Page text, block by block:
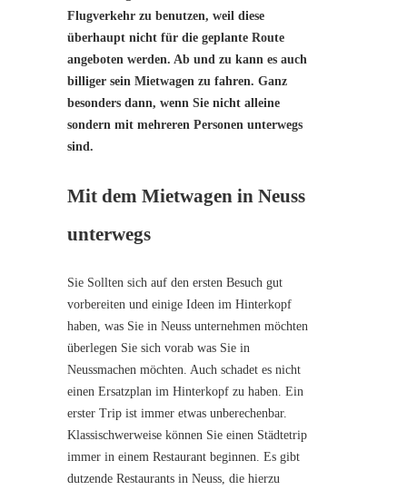
Flugverkehr zu benutzen, weil diese
überhaupt nicht für die geplante Route
angeboten werden. Ab und zu kann es auch
billiger sein Mietwagen zu fahren. Ganz
besonders dann, wenn Sie nicht alleine
sondern mit mehreren Personen unterwegs
sind.
Mit dem Mietwagen in Neuss
unterwegs
Sie Sollten sich auf den ersten Besuch gut
vorbereiten und einige Ideen im Hinterkopf
haben, was Sie in Neuss unternehmen möchten
überlegen Sie sich vorab was Sie in
Neussmachen möchten. Auch schadet es nicht
einen Ersatzplan im Hinterkopf zu haben. Ein
erster Trip ist immer etwas unberechenbar.
Klassischwerweise können Sie einen Städtetrip
immer in einem Restaurant beginnen. Es gibt
dutzende Restaurants in Neuss, die hierzu